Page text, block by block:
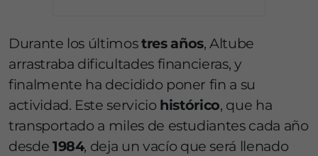
Durante los últimostres años, Altube
arrastraba dificultades financieras, y
finalmente ha decidido poner fin a su
actividad. Este servicio histórico, que ha
transportado a miles de estudiantes cada año
desde 1984, deja un vacío que será llenado